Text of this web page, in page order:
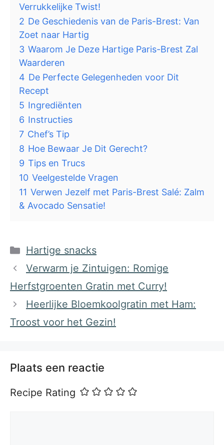
Verrukkelijke Twist!
2 De Geschiedenis van de Paris-Brest: Van
Zoet naar Hartig
3 Waarom Je Deze Hartige Paris-Brest Zal
Waarderen
4 De Perfecte Gelegenheden voor Dit
Recept
5 Ingrediënten
6 Instructies
7 Chef’s Tip
8 Hoe Bewaar Je Dit Gerecht?
9 Tips en Trucs
10 Veelgestelde Vragen
11 Verwen Jezelf met Paris-Brest Salé: Zalm
& Avocado Sensatie!
Categorieën
Hartige snacks
Verwarm je Zintuigen: Romige
Herfstgroenten Gratin met Curry!
Heerlijke Bloemkoolgratin met Ham:
Troost voor het Gezin!
Plaats een reactie
Recipe Rating